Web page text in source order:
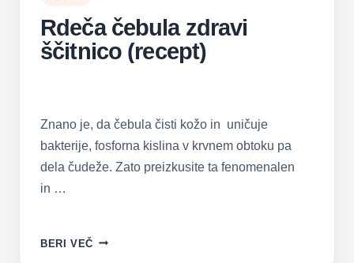
Rdeča čebula zdravi
ščitnico (recept)
Znano je, da čebula čisti kožo in uničuje
bakterije, fosforna kislina v krvnem obtoku pa
dela čudeže. Zato preizkusite ta fenomenalen
in …
BERI VEČ RDEČA